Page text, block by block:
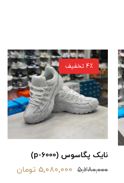
نایک پگاسوس (p-6000)
5,280,000 5,080,000 تومان
4٪ تخفیف